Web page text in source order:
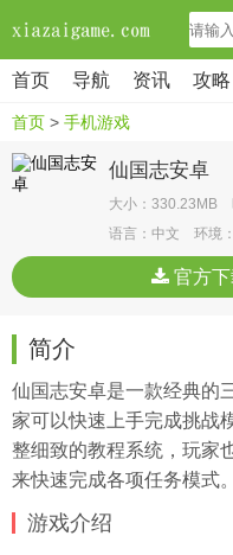
首页 导航 资讯 攻略
首页 > 手机游戏
仙国志安卓
大小：330.23MB
语言：中文 环境
官方下
简介
仙国志安卓是一款经典的
家可以快速上手完成挑战
整细致的教程系统，玩家
来快速完成各项任务模式。
游戏介绍